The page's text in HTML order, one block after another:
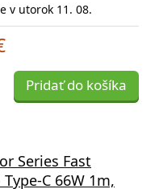
v utorok 11. 08.
Pridať do košíka
Series Fast
C 66W 1m,